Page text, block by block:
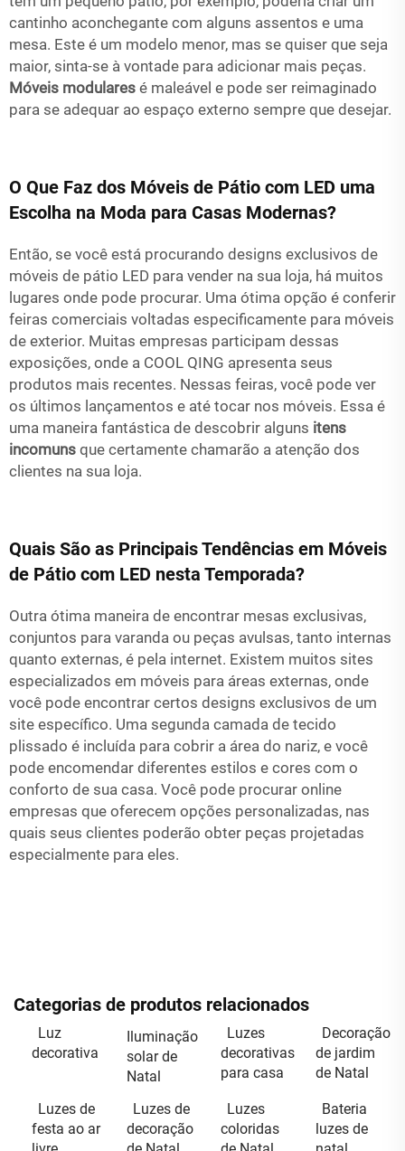
cantinho aconchegante com alguns assentos e uma
mesa. Este é um modelo menor, mas se quiser que seja
maior, sinta-se à vontade para adicionar mais peças.
Móveis modulares é maleável e pode ser reimaginado
para se adequar ao espaço externo sempre que desejar.
O Que Faz dos Móveis de Pátio com LED uma
Escolha na Moda para Casas Modernas?
Então, se você está procurando designs exclusivos de
móveis de pátio LED para vender na sua loja, há muitos
lugares onde pode procurar. Uma ótima opção é conferir
feiras comerciais voltadas especificamente para móveis
de exterior. Muitas empresas participam dessas
exposições, onde a COOL QING apresenta seus
produtos mais recentes. Nessas feiras, você pode ver
os últimos lançamentos e até tocar nos móveis. Essa é
uma maneira fantástica de descobrir alguns itens
incomuns que certamente chamarão a atenção dos
clientes na sua loja.
Quais São as Principais Tendências em Móveis
de Pátio com LED nesta Temporada?
Outra ótima maneira de encontrar mesas exclusivas,
conjuntos para varanda ou peças avulsas, tanto internas
quanto externas, é pela internet. Existem muitos sites
especializados em móveis para áreas externas, onde
você pode encontrar certos designs exclusivos de um
site específico. Uma segunda camada de tecido
plissado é incluída para cobrir a área do nariz, e você
pode encomendar diferentes estilos e cores com o
conforto de sua casa. Você pode procurar online
empresas que oferecem opções personalizadas, nas
quais seus clientes poderão obter peças projetadas
especialmente para eles.
Categorias de produtos relacionados
Luz
decorativa
Iluminação
solar de
Natal
Luzes
decorativas
para casa
Decoração
de jardim
de Natal
Luzes de
festa ao ar
Luzes de
decoração
Luzes
coloridas
Bateria
luzes de